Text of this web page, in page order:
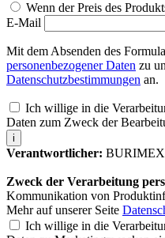
Wenn der Preis des
E-Mail
Mit dem Absenden des
personenbezogener Daten zu
Datenschutzbestimmungen an.
Ich willige in die
Daten zum Zweck der
i
Verantwortlicher: BURIMEX
Zweck der Verarbeitung
Kommunikation von
Mehr auf unserer Seite
Ich willige in die